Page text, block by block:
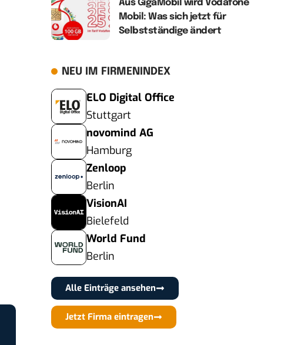
Aus GigaMobil wird Vodafone
Mobil: Was sich jetzt für
Selbstständige ändert
NEU IM FIRMENINDEX
ELO Digital Office
Stuttgart
novomind AG
Hamburg
Zenloop
Berlin
VisionAI
Bielefeld
World Fund
Berlin
Alle Einträge ansehen
Jetzt Firma eintragen